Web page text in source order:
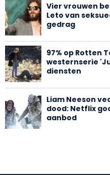
Vier vrouwen
Leto van
gedrag
97% op Rotten
westernserie
diensten
Liam Neeson
dood: Netflix
aanbod